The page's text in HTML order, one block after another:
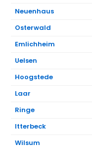
Neuenhaus
Osterwald
Emlichheim
Uelsen
Hoogstede
Laar
Ringe
Itterbeck
Wilsum